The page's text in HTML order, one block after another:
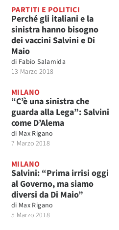
PARTITI E POLITICI
Perché gli italiani e la
sinistra hanno bisogno
dei vaccini Salvini e Di
Maio
di Fabio Salamida
13 Marzo 2018
MILANO
“C’è una sinistra che
guarda alla Lega”: Salvini
come D’Alema
di Max Rigano
7 Marzo 2018
MILANO
Salvini: “Prima irrisi oggi
al Governo, ma siamo
diversi da Di Maio”
di Max Rigano
5 Marzo 2018